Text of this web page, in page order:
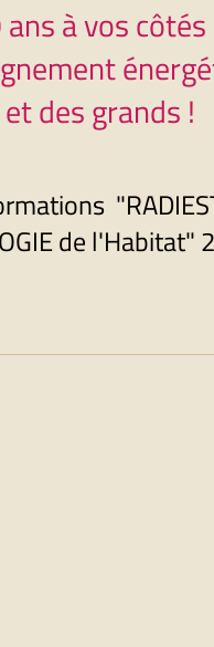
à vos
des grands !
de l'Habitat"